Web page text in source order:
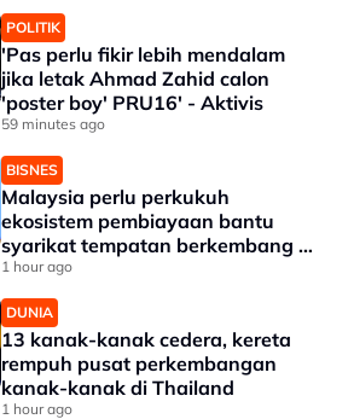
POLITIK
'Pas perlu fikir lebih mendalam
jika letak Ahmad Zahid calon
'poster boy' PRU16' - Aktivis
59 minutes ago
BISNES
Malaysia perlu perkukuh
ekosistem pembiayaan bantu
syarikat tempatan berkembang --
Amir Hamzah
1 hour ago
DUNIA
13 kanak-kanak cedera, kereta
rempuh pusat perkembangan
kanak-kanak di Thailand
1 hour ago